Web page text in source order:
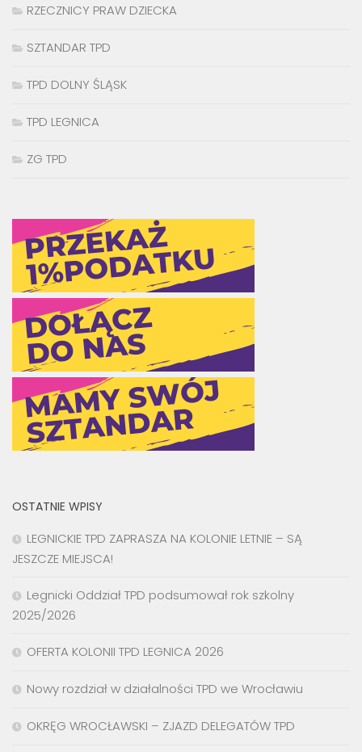
RZECZNICY PRAW DZIECKA
SZTANDAR TPD
TPD DOLNY ŚLĄSK
TPD LEGNICA
ZG TPD
OSTATNIE WPISY
LEGNICKIE TPD ZAPRASZA NA KOLONIE LETNIE – SĄ
JESZCZE MIEJSCA!
Legnicki Oddział TPD podsumował rok szkolny
2025/2026
OFERTA KOLONII TPD LEGNICA 2026
Nowy rozdział w działalności TPD we Wrocławiu
OKRĘG WROCŁAWSKI – ZJAZD DELEGATÓW TPD